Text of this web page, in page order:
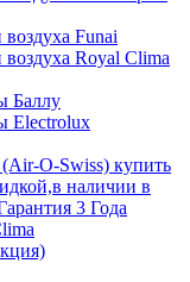
Funai
Royal Clima
Баллу
Electrolux
O-Swiss) купить
наличии в
3 Года